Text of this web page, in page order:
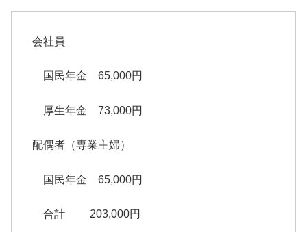
会社員
国民年金 65,000円
厚生年金 73,000円
配偶者（専業主婦）
国民年金 65,000円
合計 203,000円